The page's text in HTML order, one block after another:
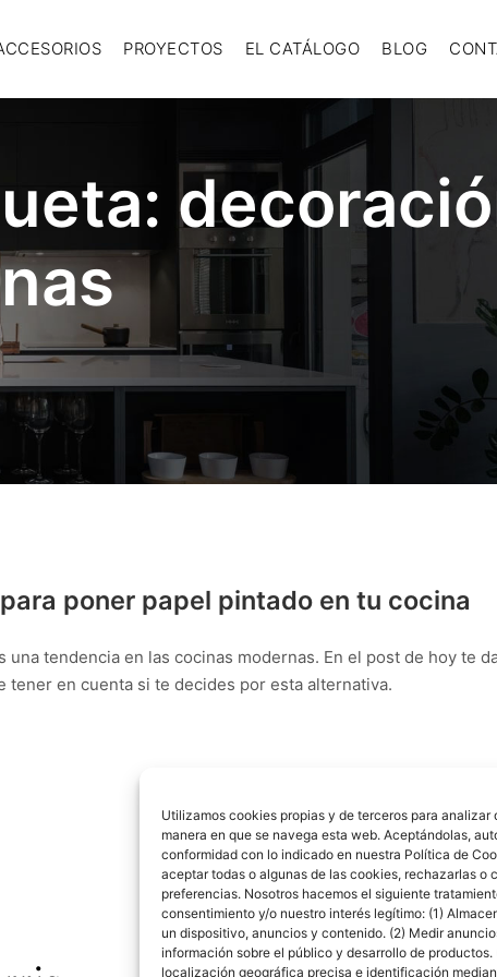
Utilizamos cookies propias y de terceros para analizar
manera en que se navega esta web. Aceptándolas,
conformidad con lo indicado en nuestra Política de
aceptar todas o algunas de las cookies, rechazarlas o
preferencias. Nosotros hacemos el siguiente
consentimiento y/o nuestro interés legítimo: (1)
un dispositivo, anuncios y contenido. (2) Medir
información sobre el público y desarrollo de
localización geográfica precisa e identificación
PROYECTOS EL CATÁLOGO BLOG
poner papel pintado en tu cocina
una tendencia en las cocinas modernas. En el post de hoy te
tener en cuenta si te decides por esta alternativa.